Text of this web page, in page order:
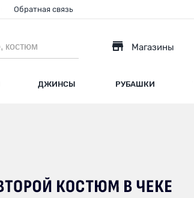
ДЖИНСЫ РУБАШКИ
Магазины
Обратная связь